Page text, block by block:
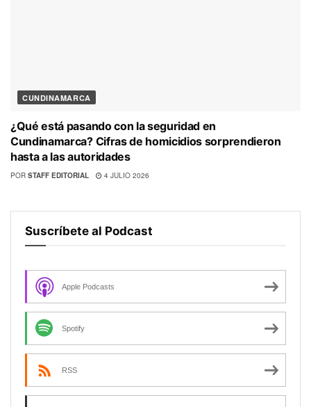
CUNDINAMARCA
¿Qué está pasando con la seguridad en
Cundinamarca? Cifras de homicidios sorprendieron
hasta a las autoridades
POR STAFF EDITORIAL 4 JULIO 2026
Suscríbete al Podcast
Apple Podcasts
Spotify
RSS